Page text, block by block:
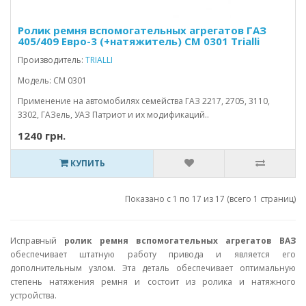
Ролик ремня вспомогательных агрегатов ГАЗ
405/409 Евро-3 (+натяжитель) CM 0301 Trialli
Производитель: TRIALLI
Модель: CM 0301
Применение на автомобилях семейства ГАЗ 2217, 2705, 3110,
3302, ГАЗель, УАЗ Патриот и их модификаций..
1240 грн.
КУПИТЬ
Показано с 1 по 17 из 17 (всего 1 страниц)
Исправный ролик ремня вспомогательных агрегатов ВАЗ
обеспечивает штатную работу привода и является его
дополнительным узлом. Эта деталь обеспечивает оптимальную
степень натяжения ремня и состоит из ролика и натяжного
устройства.